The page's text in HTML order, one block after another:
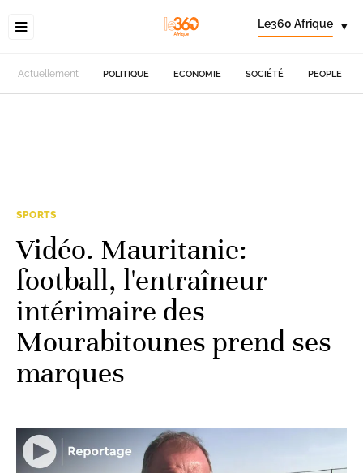
Le360 Afrique ▾
Actuellement POLITIQUE ECONOMIE SOCIÉTÉ PEOPLE
SPORTS
Vidéo. Mauritanie:
football, l'entraîneur
intérimaire des
Mourabitounes prend ses
marques